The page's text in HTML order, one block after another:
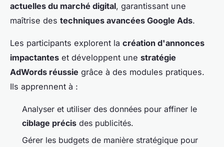
actuelles du marché digital, garantissant une
maîtrise des techniques avancées Google Ads.
Les participants explorent la création d'annonces
impactantes et développent une stratégie
AdWords réussie grâce à des modules pratiques.
Ils apprennent à :
Analyser et utiliser des données pour affiner le
ciblage précis des publicités.
Gérer les budgets de manière stratégique pour